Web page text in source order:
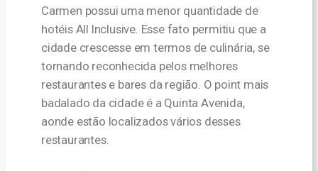
Carmen possui uma menor quantidade de
hotéis All Inclusive. Esse fato permitiu que a
cidade crescesse em termos de culinária, se
tornando reconhecida pelos melhores
restaurantes e bares da região. O point mais
badalado da cidade é a Quinta Avenida,
aonde estão localizados vários desses
restaurantes.